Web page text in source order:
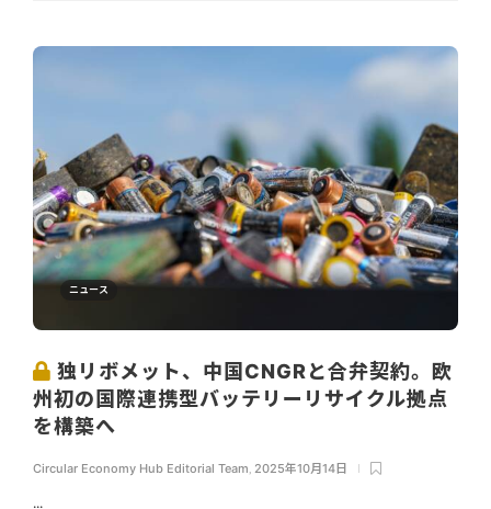
ニュース
独リボメット、中国CNGRと合弁契約。欧
州初の国際連携型バッテリーリサイクル拠点
を構築へ
Circular Economy Hub Editorial Team 2025年10月14日
...